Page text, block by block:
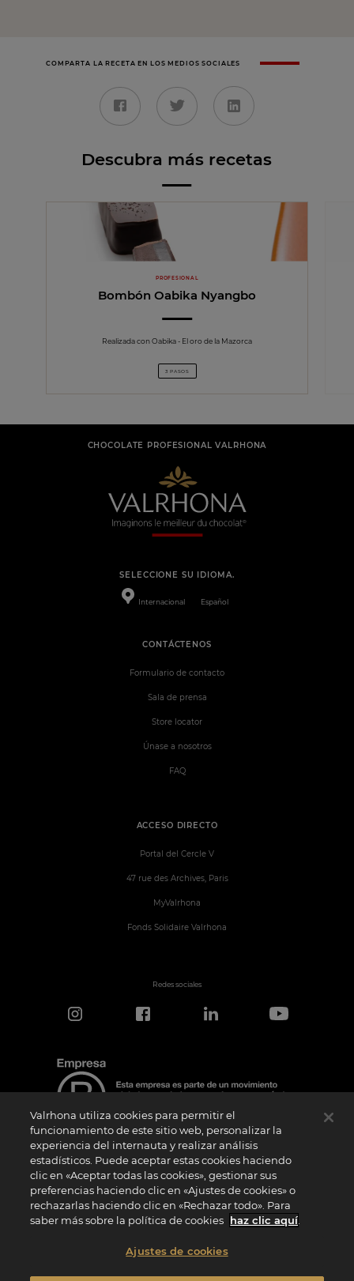
COMPARTA LA RECETA EN LOS MEDIOS SOCIALES
Descubra más recetas
PROFESIONAL
Bombón Oabika Nyangbo
Realizada con Oabika - El oro de la Mazorca
3 PASOS
CHOCOLATE PROFESIONAL VALRHONA
SELECCIONE SU IDIOMA.
Internacional Español
ACCESO DIRECTO
Portal del Cercle V
47 rue des Archives, Paris
MyValrhona
Fonds Solidaire Valrhona
CONTÁCTENOS
Formulario de contacto
Sala de prensa
Store locator
Únase a nosotros
FAQ
Redes sociales
Aviso de certificación
El logotipo “Certified B Corporation” lo concede B Lab, una organización privada sin
ánimo de lucro, a empresas como la nuestra que han superado con éxito la
Evaluación de Impacto B (“BIA”) y cumplen los requisitos de B Lab en cuanto a
rendimiento social y medioambiental, responsabilidad y transparencia. B Lab no es
un organismo de evaluación de la conformidad en el sentido del Reglamento (UE) nº
sentido del Reglamento (UE) nº 1025/2012. Los criterios BIA son distintos e
independientes de las normas armonizadas emitidas por las normas ISO u otros
nacionales o europeas.
Valrhona utiliza cookies para permitir el
funcionamiento de este sitio web, personalizar la
experiencia del internauta y realizar análisis
estadísticos. Puede aceptar estas cookies haciendo
clic en «Aceptar todas las cookies», gestionar sus
preferencias haciendo clic en «Ajustes de cookies» o
rechazarlas haciendo clic en «Rechazar todo». Para
saber más sobre la política de cookies haz clic aquí
Ajustes de cookies